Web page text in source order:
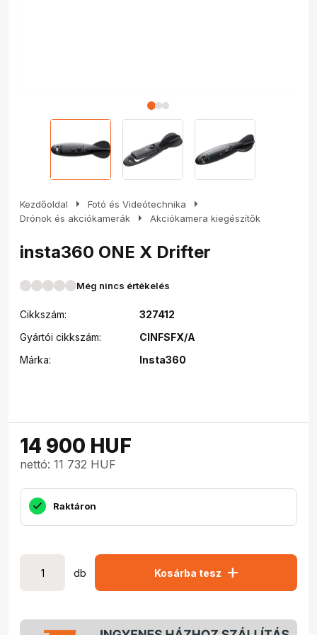
Kezdőoldal arrow_right Fotó és Videótechnika arrow_right
Drónok és akciókamerák arrow_right Akciókamera kiegészítők
insta360 ONE X Drifter
Még nincs értékelés
Cikkszám:
327412
Gyártói cikkszám:
CINFSFX/A
Márka:
Insta360
14 900 HUF
nettó: 11 732 HUF
Raktáron
db Kosárba tesz add